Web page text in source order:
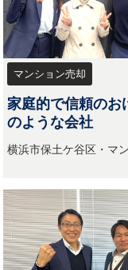
マンション売却
家庭的で信頼のお
のような会社
横浜市保土ケ谷区・マン